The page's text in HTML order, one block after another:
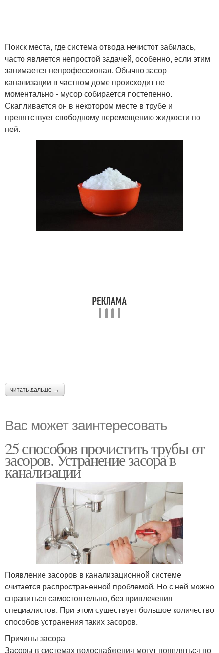
Поиск места, где система отвода нечистот забилась,
часто является непростой задачей, особенно, если этим
занимается непрофессионал. Обычно засор
канализации в частном доме происходит не
моментально - мусор собирается постепенно.
Скапливается он в некотором месте в трубе и
препятствует свободному перемещению жидкости по
ней.
читать дальше →
Вас может заинтересовать
25 способов прочистить трубы от
засоров. Устранение засора в
канализации
Появление засоров в канализационной системе
считается распространенной проблемой. Но с ней можно
справиться самостоятельно, без привлечения
специалистов. При этом существует большое количество
способов устранения таких засоров.
Причины засора
Засоры в системах водоснабжения могут появляться по